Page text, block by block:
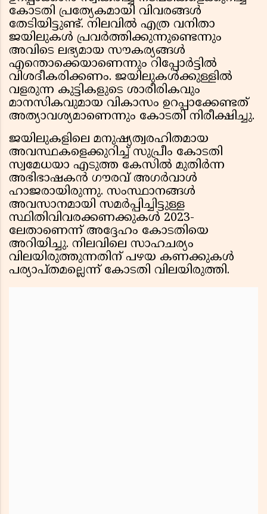
കോടതി പ്രത്യേകമായി വിവരങ്ങൾ
തേടിയിട്ടുണ്ട്. നിലവിൽ എത്ര വനിതാ
ജയിലുകൾ പ്രവർത്തിക്കുന്നുണ്ടെന്നും
അവിടെ ലഭ്യമായ സൗകര്യങ്ങൾ
എന്തൊക്കെയാണെന്നും റിപ്പോർട്ടിൽ
വിശദീകരിക്കണം. ജയിലുകൾക്കുള്ളിൽ
വളരുന്ന കുട്ടികളുടെ ശാരീരികവും
മാനസികവുമായ വികാസം ഉറപ്പാക്കേണ്ടത്
അത്യാവശ്യമാണെന്നും കോടതി നിരീക്ഷിച്ചു.
ജയിലുകളിലെ മനുഷ്യത്വരഹിതമായ
അവസ്ഥകളെക്കുറിച്ച് സുപ്രീം കോടതി
സ്വമേധയാ എടുത്ത കേസിൽ മുതിർന്ന
അഭിഭാഷകൻ ഗൗരവ് അഗർവാൾ
ഹാജരായിരുന്നു. സംസ്ഥാനങ്ങൾ
അവസാനമായി സമർപ്പിച്ചിട്ടുള്ള
സ്ഥിതിവിവരക്കണക്കുകൾ 2023-
ലേതാണെന്ന് അദ്ദേഹം കോടതിയെ
അറിയിച്ചു. നിലവിലെ സാഹചര്യം
വിലയിരുത്തുന്നതിന് പഴയ കണക്കുകൾ
പര്യാപ്തമല്ലെന്ന് കോടതി വിലയിരുത്തി.